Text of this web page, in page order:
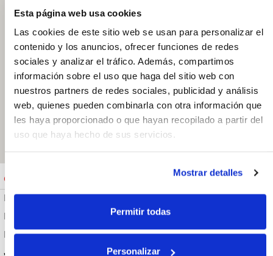
Esta página web usa cookies
Las cookies de este sitio web se usan para personalizar el
contenido y los anuncios, ofrecer funciones de redes
sociales y analizar el tráfico. Además, compartimos
información sobre el uso que haga del sitio web con
nuestros partners de redes sociales, publicidad y análisis
web, quienes pueden combinarla con otra información que
les haya proporcionado o que hayan recopilado a partir del
uso que haya hecho de sus servicios.
Mostrar detalles
Permitir todas
Personalizar
Modas Ma&Jo
C. Ayala 96.
29002, Málaga.
España
654516972
Abrir en Google
Cerrado
Lunes
10:00 - 14:00
Miércoles
10:00 - 14:00
17:30 - 20:30
Jueves
10:00 - 14:00